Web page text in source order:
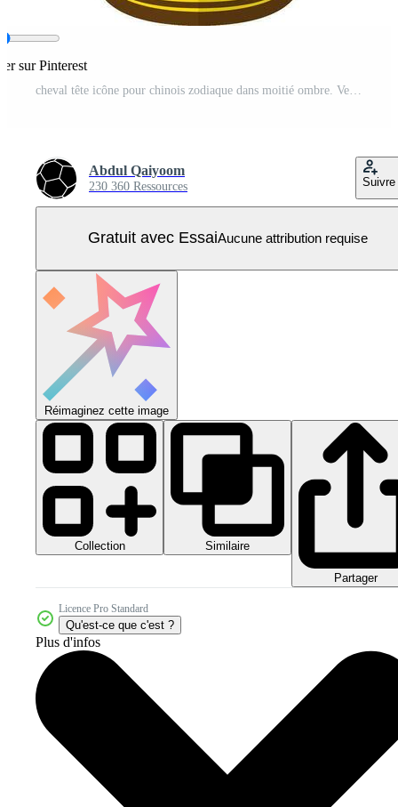
sur Pinterest
Abdul Qaiyoom
230 360 Ressources Suivre
Gratuit avec EssaiAucune attribution requise
Réimaginez cette image
Collection Similaire
Partager
Licence Pro Standard
Qu'est-ce que c'est ?
Plus d'infos